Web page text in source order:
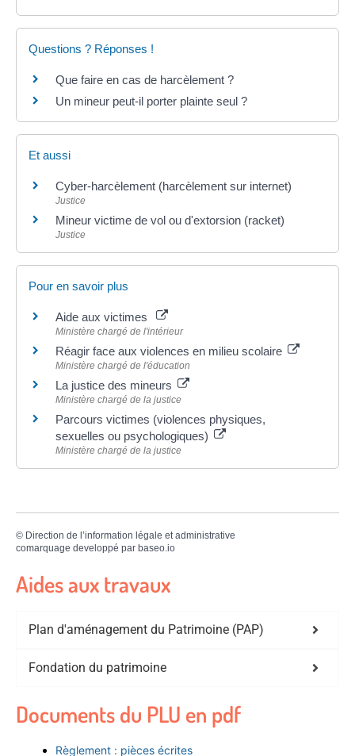
Questions ? Réponses !
Que faire en cas de harcèlement ?
Un mineur peut-il porter plainte seul ?
Et aussi
Cyber-harcèlement (harcèlement sur internet)
Justice
Mineur victime de vol ou d'extorsion (racket)
Justice
Pour en savoir plus
Aide aux victimes
Ministère chargé de l'intérieur
Réagir face aux violences en milieu scolaire
Ministère chargé de l'éducation
La justice des mineurs
Ministère chargé de la justice
Parcours victimes (violences physiques,
sexuelles ou psychologiques)
Ministère chargé de la justice
© Direction de l’information légale et administrative
comarquage developpé par baseo.io
Aides aux travaux
Plan d'aménagement du Patrimoine (PAP)
Fondation du patrimoine
Documents du PLU en pdf
Règlement : pièces écrites